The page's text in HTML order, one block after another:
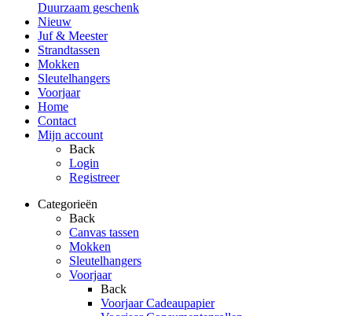
Duurzaam geschenk
Nieuw
Juf & Meester
Strandtassen
Mokken
Sleutelhangers
Voorjaar
Home
Contact
Mijn account
Back
Login
Registreer
Categorieën
Back
Canvas tassen
Mokken
Sleutelhangers
Voorjaar
Back
Voorjaar Cadeaupapier